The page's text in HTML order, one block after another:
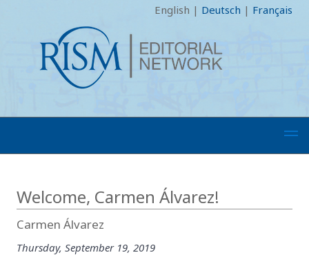
English | Deutsch | Français
Welcome, Carmen Álvarez!
Carmen Álvarez
Thursday, September 19, 2019